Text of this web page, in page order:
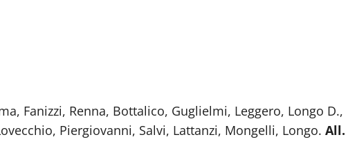
Fanizzi, Renna, Bottalico, Guglielmi, Leggero, Longo D.,
Piergiovanni, Salvi, Lattanzi, Mongelli, Longo. All.